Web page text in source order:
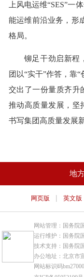
上风电运维“SES”一
能运维前沿业务，形
格局。
铆足干劲启新程
团以“实干”作答，靠
交出了一份量质齐升
推动高质量发展，坚
书写集团高质量发展
地
网页版 | 英文版
网站管理：国务院
运行维护：国务院
技术支持：国务院
办公地址：北京市
网站标识码